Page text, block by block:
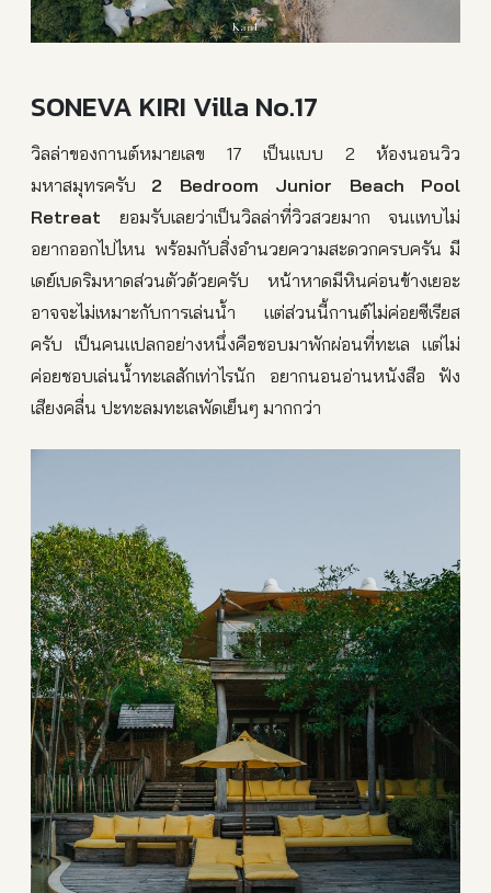
SONEVA KIRI Villa No.17
วิลล่าของกานต์หมายเลข 17 เป็นแบบ 2 ห้องนอนวิว
มหาสมุทรครับ 2 Bedroom Junior Beach Pool
Retreat ยอมรับเลยว่าเป็นวิลล่าที่วิวสวยมาก จนแทบไม่
อยากออกไปไหน พร้อมกับสิ่งอำนวยความสะดวกครบครัน มี
เดย์เบดริมหาดส่วนตัวด้วยครับ หน้าหาดมีหินค่อนข้างเยอะ
อาจจะไม่เหมาะกับการเล่นน้ำ แต่ส่วนนี้กานต์ไม่ค่อยซีเรียส
ครับ เป็นคนแปลกอย่างหนึ่งคือชอบมาพักผ่อนที่ทะเล แต่ไม่
ค่อยชอบเล่นน้ำทะเลสักเท่าไรนัก อยากนอนอ่านหนังสือ ฟัง
เสียงคลื่น ปะทะลมทะเลพัดเย็นๆ มากกว่า